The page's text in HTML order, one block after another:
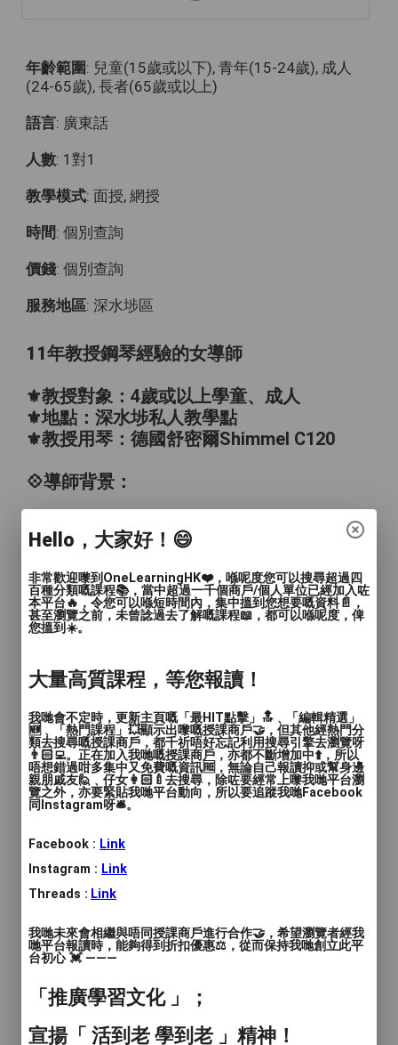
年齡範圍: 兒童(15歲或以下), 青年(15-24歲), 成人
(24-65歲), 長者(65歲或以上)
語言: 廣東話
人數: 1對1
教學模式: 面授, 網授
時間: 個別查詢
價錢: 個別查詢
服務地區: 深水埗區
11年教授鋼琴經驗的女導師
⚜️教授對象：4歲或以上學童、成人
⚜️地點：深水埗私人教學點
⚜️教授用琴：德國舒密爾Shimmel C120
💠導師背景：
⚜️曾任中學管弦樂團創團人、編曲人、指揮
⚜️已考獲倫敦聖三一音樂學院鋼琴演奏級
​⚜️已考獲英國皇家音樂學院八級樂理
​⚜曾師隨本地鋼琴家Verna Yeung研習進階
古典鋼琴多年
💠教授理念：
✔️培養學生對鋼琴音樂的興趣
✔️不拖延進度
✔️定期向家長匯報學習進度及建議練習方向
✔️課堂後可錄影練習曲目作示範以方便練習
時參考之用
💠所有學生於英國皇家音樂學院考試一直保
持100%合格率
奏等
💠合作過的音樂教育機構包括：
香港演藝進修學院 HKAPA EXCEL
Foundation
Hello，大家好！😄
非常歡迎嚟到OneLearningHK❤️，喺呢度您可以搜尋超過四
百種分類嘅課程📚，當中超過一千個商戶/個人單位已經加入咗
本平台🔥，令您可以喺短時間內，集中搵到您想要嘅資料📄，
甚至瀏覽之前，未曾諗過去了解嘅課程📖，都可以喺呢度，俾
您搵到☀️。
大量高質課程，等您報讀！
我哋會不定時，更新主頁嘅「最HIT點擊」🔝﹑「編輯精選」
🆕﹑「熱門課程」💥顯示出嚟嘅授課商戶🤝，但其他經熱門分
類去搜尋嘅授課商戶，都千祈唔好忘記利用搜尋引擎去瀏覽呀
👨🏻‍💻。正在加入我哋嘅授課商戶，亦都不斷增加中⬆️，所以
唔想錯過咁多集中又免費嘅資訊🆓，無論自己報讀抑或幫身邊
親朋戚友🙋﹑仔女👩🏻‍🍼去搜尋，除咗要經常上嚟我哋平台瀏
覽之外，亦要緊貼我哋平台動向，所以要追蹤我哋Facebook
同Instagram呀🛎️。
Facebook : Link
Instagram : Link
Threads : Link
我哋未來會相繼與唔同授課商戶進行合作🤝，希望瀏覽者經我
哋平台報讀時，能夠得到折扣優惠⚖️，從而保持我哋創立此平
台初心 💓 ———
「推廣學習文化 」；
宣揚「 活到老 學到老 」精神！